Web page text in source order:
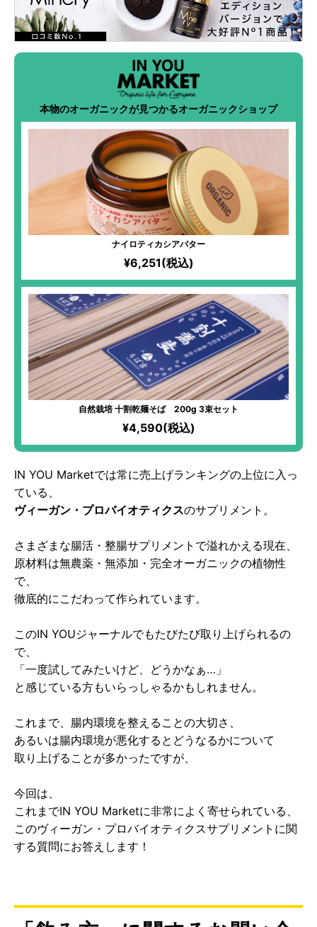
本物のオーガニックが見つかるオーガニックショップ
ナイロティカシアバター
¥6,251(税込)
自然栽培 十割乾麺そば 200g 3束セット
¥4,590(税込)
IN YOU Marketでは常に売上げランキングの上位に入っ
ている、
ヴィーガン・プロバイオティクスのサプリメント。
さまざまな腸活・整腸サプリメントで溢れかえる現在、
原材料は無農薬・無添加・完全オーガニックの植物性
で、
徹底的にこだわって作られています。
このIN YOUジャーナルでもたびたび取り上げられるの
で、
「一度試してみたいけど、どうかなぁ…」
と感じている方もいらっしゃるかもしれません。
これまで、腸内環境を整えることの大切さ、
あるいは腸内環境が悪化するとどうなるかについて
取り上げることが多かったですが、
今回は、
これまでIN YOU Marketに非常によく寄せられている、
このヴィーガン・プロバイオティクスサプリメントに関
する質問にお答えします！